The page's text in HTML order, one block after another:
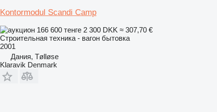
Kontormodul Scandi Camp
166 600 тенге 2 300 DKK ≈ 307,70 €
Строительная техника - вагон бытовка
2001
Дания, Tølløse
Klaravik Denmark